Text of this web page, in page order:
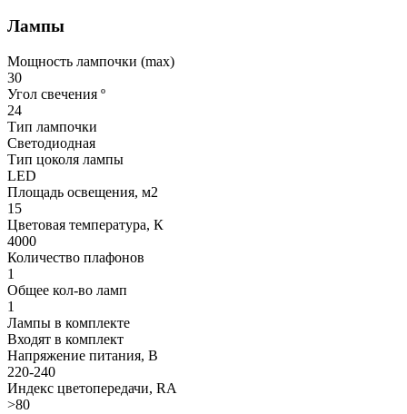
Лампы
Мощность лампочки (max)
30
Угол свечения º
24
Тип лампочки
Светодиодная
Тип цоколя лампы
LED
Площадь освещения, м2
15
Цветовая температура, К
4000
Количество плафонов
1
Общее кол-во ламп
1
Лампы в комплекте
Входят в комплект
Напряжение питания, В
220-240
Индекс цветопередачи, RA
>80